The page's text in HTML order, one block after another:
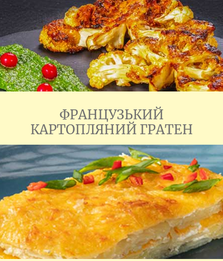
ФРАНЦУЗЬКИЙ
КАРТОПЛЯНИЙ ГРАТЕН